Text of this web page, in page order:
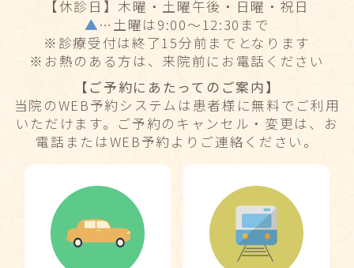
【休診日】木曜・土曜午後・日曜・祝日
▲…土曜は9:00〜12:30まで
※診療受付は終了15分前までとなります
※お熱のある方は、来院前にお電話ください
【ご予約にあたってのご案内】
当院のWEB予約システムは患者様に無料でご利用
いただけます。ご予約のキャンセル・変更は、お
電話またはWEB予約よりご連絡ください。